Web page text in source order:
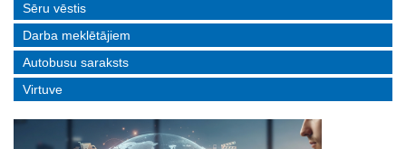
Sēru vēstis
Darba meklētājiem
Autobusu saraksts
Virtuve